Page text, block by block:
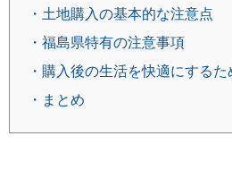
・土地購入の基本的な注意点
・福島県特有の注意事項
・購入後の生活を快適にするた
・まとめ